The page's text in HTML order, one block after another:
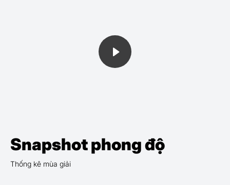
Snapshot phong độ
Thống kê mùa giải